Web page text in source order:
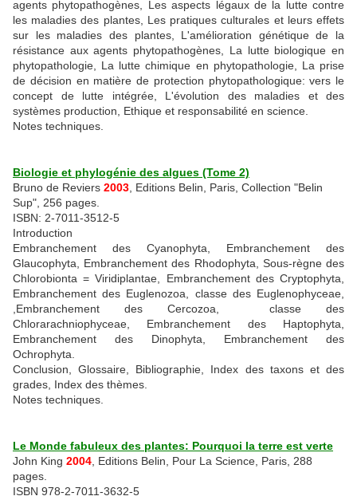
agents phytopathogènes, Les aspects légaux de la lutte contre
les maladies des plantes, Les pratiques culturales et leurs effets
sur les maladies des plantes, L'amélioration génétique de la
résistance aux agents phytopathogènes, La lutte biologique en
phytopathologie, La lutte chimique en phytopathologie, La prise
de décision en matière de protection phytopathologique: vers le
concept de lutte intégrée, L'évolution des maladies et des
systèmes production, Ethique et responsabilité en science.
Notes techniques.
Biologie et phylogénie des algues (Tome 2)
Bruno de Reviers 2003 , Editions Belin, Paris, Collection "Belin
Sup", 256 pages.
ISBN: 2-7011-3512-5
Introduction
Embranchement des Cyanophyta, Embranchement des
Glaucophyta, Embranchement des Rhodophyta, Sous-règne des
Chlorobionta = Viridiplantae, Embranchement des Cryptophyta,
Embranchement des Euglenozoa, classe des Euglenophyceae,
,Embranchement des Cercozoa, classe des
Chlorarachniophyceae, Embranchement des Haptophyta,
Embranchement des Dinophyta, Embranchement des
Ochrophyta.
Conclusion, Glossaire, Bibliographie, Index des taxons et des
grades, Index des thèmes.
Notes techniques.
Le Monde fabuleux des plantes: Pourquoi la terre est verte
John King 2004 , Editions Belin, Pour La Science, Paris, 288
pages.
ISBN 978-2-7011-3632-5